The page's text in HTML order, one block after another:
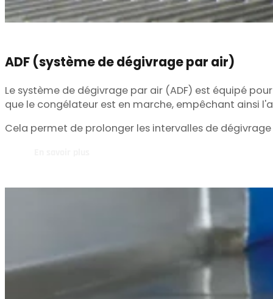
ADF (système de dégivrage par air)
Le système de dégivrage par air (ADF) est équipé
que le congélateur est en marche, empêchant ainsi
Cela permet de prolonger les intervalles de